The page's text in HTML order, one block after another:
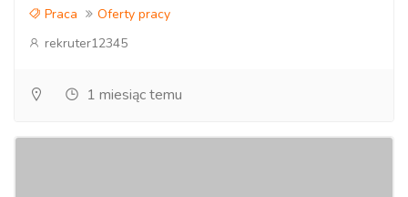
Praca
Oferty pracy
rekruter12345
1 miesiąc temu